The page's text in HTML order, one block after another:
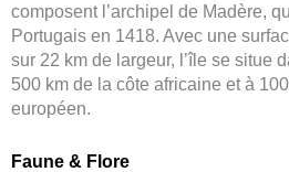
composent l’archipel de Madère,
Portugais en 1418. Avec une
sur 22 km de largeur, l’île se situe
500 km de la côte africaine et à
européen.
Faune & Flore